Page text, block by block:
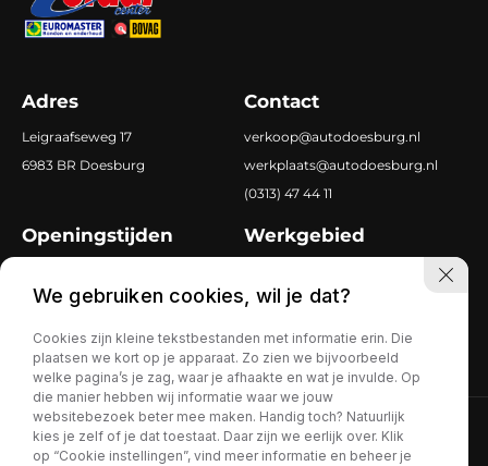
Adres
Leigraafseweg 17
6983 BR Doesburg
Contact
verkoop@autodoesburg.nl
werkplaats@autodoesburg.nl
(0313) 47 44 11
Openingstijden
Za
9.30 tot 17.00
Werkgebied
Zevenaar
Privacy policy
We gebruiken cookies, wil je dat?
Cookies zijn kleine tekstbestanden met informatie erin. Die
plaatsen we kort op je apparaat. Zo zien we bijvoorbeeld
welke pagina’s je zag, waar je afhaakte en wat je invulde. Op
die manier hebben wij informatie waar we jouw
websitebezoek beter mee maken. Handig toch? Natuurlijk
kies je zelf of je dat toestaat. Daar zijn we eerlijk over. Klik
op “Cookie instellingen”, vind meer informatie en beheer je